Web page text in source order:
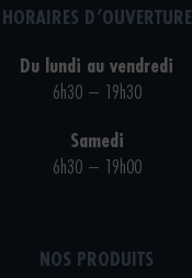
HORAIRES D’OUVERTURE
Du lundi au vendredi
6h30 – 19h30
Samedi
6h30 – 19h00
NOS PRODUITS